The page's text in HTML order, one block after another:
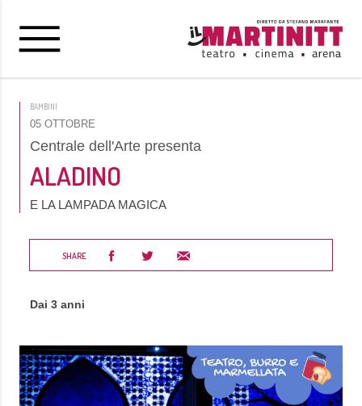
BAMBINI
05 OTTOBRE
Centrale dell'Arte presenta
ALADINO
E LA LAMPADA MAGICA
SHARE
Dai 3 anni